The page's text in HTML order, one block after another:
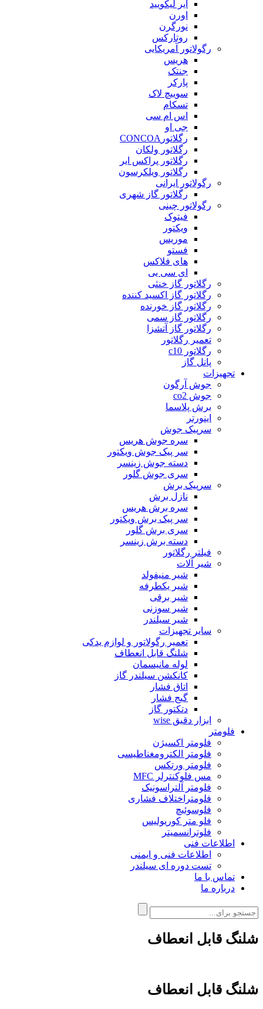
ایر لیکویید
اورن
نورگرن
روتارکس
رگولاتور آمریکایی
هریس
جنتک
پارکر
سوییچ لاک
تسکام
اس ام سی
جی او
رگلاتورCONCOA
رگلاتور ولکان
رگلاتور پراکس ایر
رگلاتور ویلکرسون
رگولاتور ایرانی
رگلاتور گاز شهری
رگولاتور چینی
فیتوک
ویکتور
موریس
فستو
های فلاکس
ای سی یی
رگلاتور گاز خنثی
رگلاتور گاز اکسید کننده
رگلاتور گاز خورنده
رگلاتور گاز سمی
رگلاتور گاز آتشزا
تعمیر رگلاتور
رگلاتور c10
پانل گاز
تجهیزات
جوش آرگون
جوش co2
برش پلاسما
اینورتر
سرپیک جوش
سره جوش هریس
سر پیک جوش ویکتور
دسته جوش زینسر
سری جوش گلور
سرپیک برش
نازل برش
سره برش هریس
سر پیک برش ویکتور
سری برش گلور
دسته برش زینسر
فیلتر رگلاتور
شیر آلات
شیر منیفولد
شیر یکطرفه
شیر برقی
شیر سوزنی
شیر سیلندر
سایر تجهیزات
تعمیر رگولاتور و لوازم یدکی
شلنگ قابل انعطاف
لوله مانیسمان
کانکشن سیلندر گاز
اتاق فشار
گیج فشار
دتکتور گاز
ابزار دقیق wise
فلومتر
فلومتر اکسیژن
فلومتر الکترومغناطیسی
فلومتر ورتکس
مس فلوکنترلر MFC
فلومتر آلتراسونیک
فلومتراختلاف فشاری
فلوسوئیچ
فلو متر کوریولیس
فلوترانسمیتر
اطلاعات فنی
اطلاعات فنی و ایمنی
تست دوره ای سیلندر
تماس با ما
درباره ما
شلنگ قابل انعطاف
شلنگ قابل انعطاف